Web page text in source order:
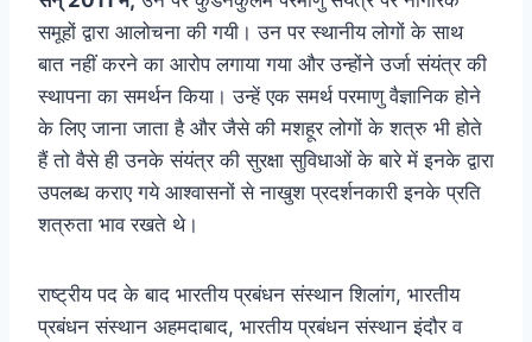
समूहों द्वारा आलोचना की गयी। उन पर स्थानीय लोगों के साथ
बात नहीं करने का आरोप लगाया गया और उन्होंने उर्जा संयंत्र की
स्थापना का समर्थन किया। उन्हें एक समर्थ परमाणु वैज्ञानिक होने
के लिए जाना जाता है और जैसे की मशहूर लोगों के शत्रु भी होते
हैं तो वैसे ही उनके संयंत्र की सुरक्षा सुविधाओं के बारे में इनके द्वारा
उपलब्ध कराए गये आश्वासनों से नाखुश प्रदर्शनकारी इनके प्रति
शत्रुता भाव रखते थे।
राष्ट्रीय पद के बाद भारतीय प्रबंधन संस्थान शिलांग, भारतीय
प्रबंधन संस्थान अहमदाबाद, भारतीय प्रबंधन संस्थान इंदौर व